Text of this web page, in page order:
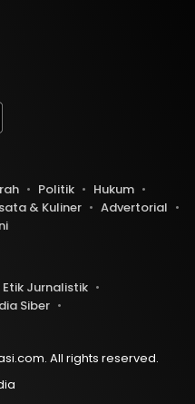
Politik
Hukum
& Kuliner
Advertorial
Etik Jurnalistik
Siber
All rights reserved.